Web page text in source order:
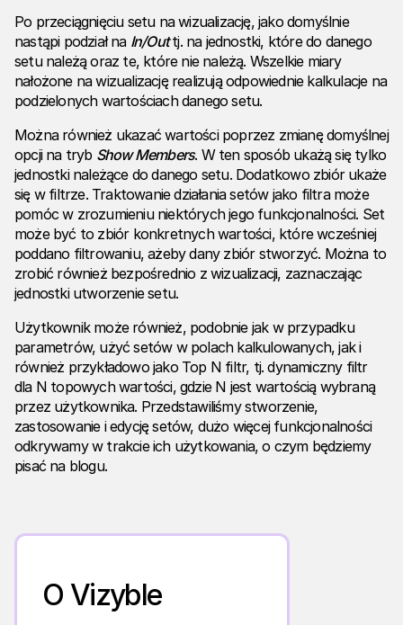
Po przeciągnięciu setu na wizualizację, jako domyślnie
nastąpi podział na In/Outtj. na jednostki, które do danego
setu należą oraz te, które nie należą. Wszelkie miary
nałożone na wizualizację realizują odpowiednie kalkulacje na
podzielonych wartościach danego setu.
Można również ukazać wartości poprzez zmianę domyślnej
opcji na tryb Show Members. W ten sposób ukażą się tylko
jednostki należące do danego setu. Dodatkowo zbiór ukaże
się w filtrze. Traktowanie działania setów jako filtra może
pomóc w zrozumieniu niektórych jego funkcjonalności. Set
może być to zbiór konkretnych wartości, które wcześniej
poddano filtrowaniu, ażeby dany zbiór stworzyć. Można to
zrobić również bezpośrednio z wizualizacji, zaznaczając
jednostki utworzenie setu.
Użytkownik może również, podobnie jak w przypadku
parametrów, użyć setów w polach kalkulowanych, jak i
również przykładowo jako Top N filtr, tj. dynamiczny filtr
dla N topowych wartości, gdzie N jest wartością wybraną
przez użytkownika. Przedstawiliśmy stworzenie,
zastosowanie i edycję setów, dużo więcej funkcjonalności
odkrywamy w trakcie ich użytkowania, o czym będziemy
pisać na blogu.
O Vizyble